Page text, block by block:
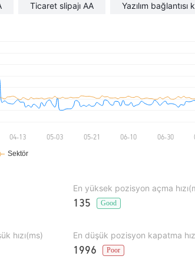
Ticaret slipajı AA Yazılım bağlantısı
En yüksek pozisyon açma
135 Good
hızı(ms) En düşük pozisyon kapatma
1996 Poor